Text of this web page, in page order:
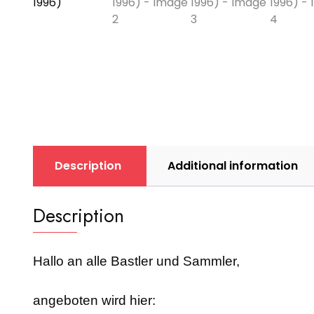
Description Additional information
Description
Hallo an alle Bastler und Sammler,
angeboten wird hier: